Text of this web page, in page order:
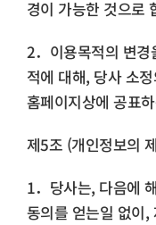
경이 가능한 것으로
2．이용목적의 변
적에 대해, 당사 소
홈페이지상에 공표
제5조 (개인정보의
1．당사는, 다음에
동의를 얻는일 없이,